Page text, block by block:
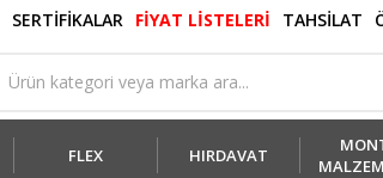
SERTİFİKALAR FİYAT LİSTELERİ TAHSİLAT
FLEX HIRDAVAT